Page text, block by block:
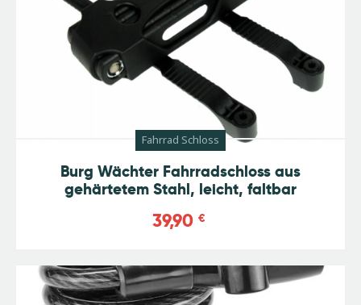
Fahrrad Schloss
Burg Wächter Fahrradschloss aus
gehärtetem Stahl, leicht, faltbar
39,90 €